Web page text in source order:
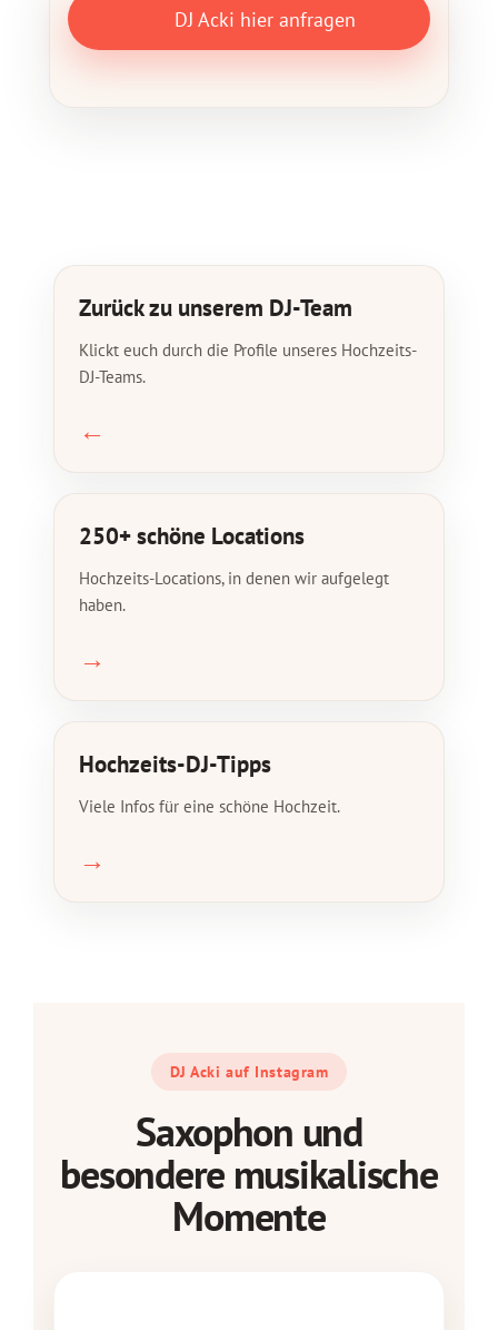
DJ Acki hier anfragen
Zurück zu unserem DJ-Team
Klickt euch durch die Profile unseres Hochzeits-
DJ-Teams.
←
250+ schöne Locations
Hochzeits-Locations, in denen wir aufgelegt
haben.
→
Hochzeits-DJ-Tipps
Viele Infos für eine schöne Hochzeit.
→
DJ Acki auf Instagram
Saxophon und
besondere musikalische
Momente